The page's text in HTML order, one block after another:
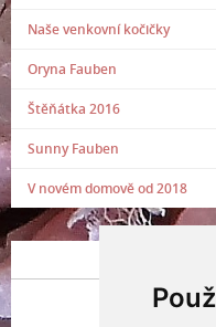
Naše venkovní kočičky
Oryna Fauben
Štěňátka 2016
Sunny Fauben
V novém domově od 2018